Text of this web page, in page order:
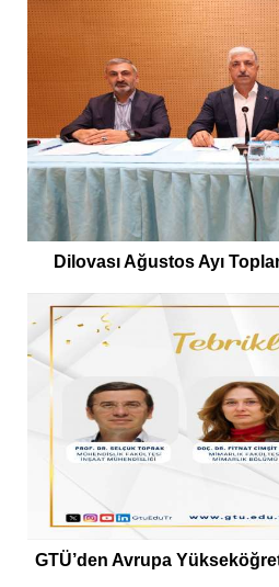
Dilovası Ağustos Ayı
GTÜ’den Avrupa